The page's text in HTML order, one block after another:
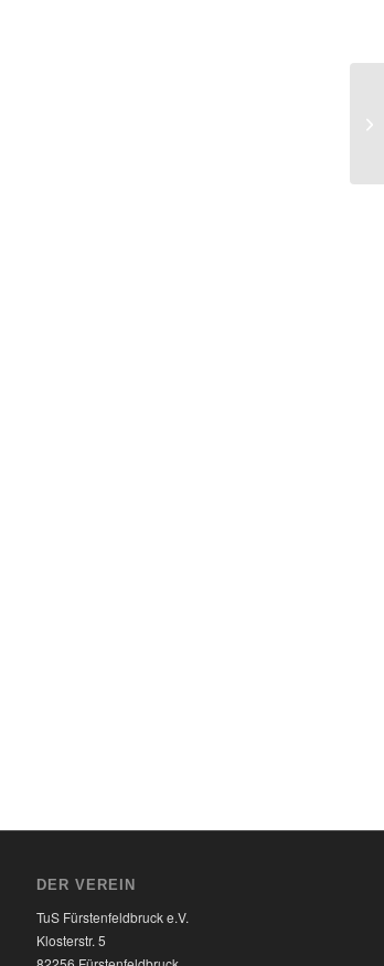
DER VEREIN
TuS Fürstenfeldbruck e.V.
Klosterstr. 5